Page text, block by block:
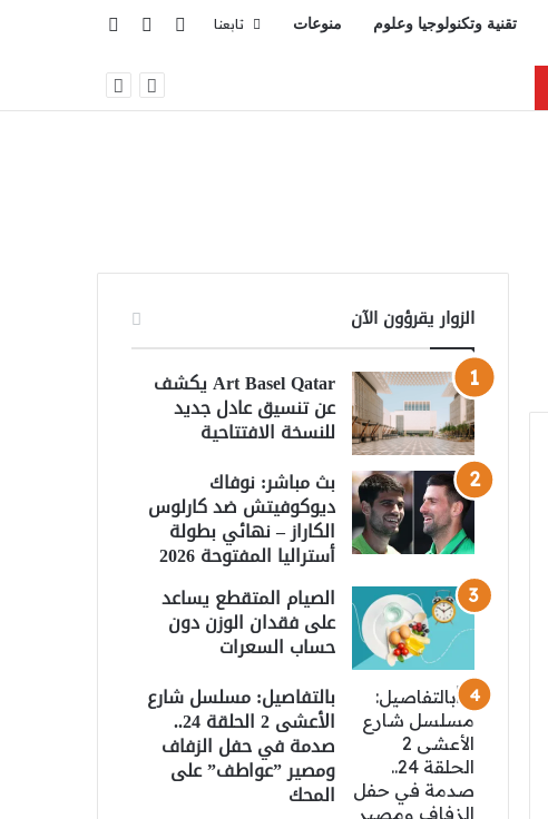
تقنية وتكنولوجيا وعلوم منوعات تابعنا تسجيل الدخول
إضافة عمود
الزوار يقرؤون الآن
Art Basel Qatar يكشف
عن تنسيق عادل جديد
للنسخة الافتتاحية
بث مباشر: نوفاك
ديوكوفيتش ضد كارلوس
الكاراز – نهائي بطولة
أستراليا المفتوحة 2026
الصيام المتقطع يساعد
على فقدان الوزن دون
حساب السعرات
بالتفاصيل: مسلسل شارع
الأعشى 2 الحلقة 24..
صدمة في حفل الزفاف
ومصير ”عواطف” على
المحك